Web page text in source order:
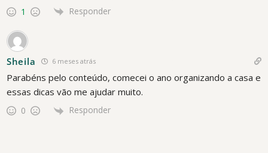
1 Responder
Sheila 6 meses atrás
Parabéns pelo conteúdo, comecei o ano organizando a casa e
essas dicas vão me ajudar muito.
0 Responder